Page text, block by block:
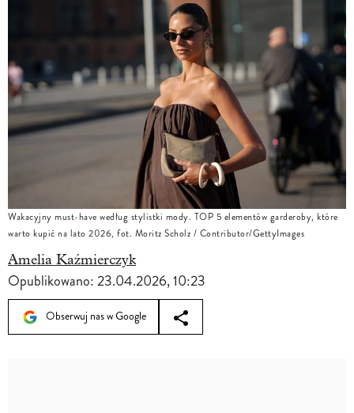
Wakacyjny must-have według stylistki mody. TOP 5 elementów garderoby, które
warto kupić na lato 2026, fot. Moritz Scholz / Contributor/GettyImages
Amelia Kaźmierczyk
Opublikowano:23.04.2026, 10:23
Obserwuj nas w Google